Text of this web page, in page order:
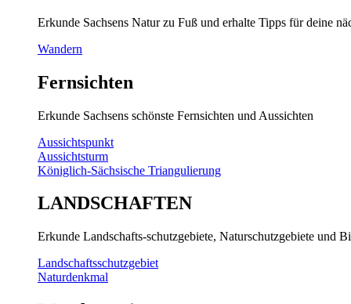
Erkunde Sachsens Natur zu Fuß und erhalte Tipps für deine
Wandern
Fernsichten
Erkunde Sachsens schönste Fernsichten und Aussichten
Aussichtspunkt
Aussichtsturm
Königlich-Sächsische Triangulierung
LANDSCHAFTEN
Erkunde Landschafts-schutzgebiete, Naturschutzgebiete und
Landschaftsschutzgebiet
Naturdenkmal